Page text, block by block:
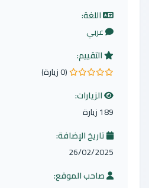
التقييم:
(0 زيارة)
الزيارات:
تاريخ الإضافة:
26/02/2025
صاحب الموقع: